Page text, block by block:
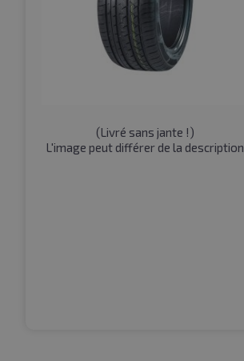
(Livré sans jante !)
L'image peut différer de la description